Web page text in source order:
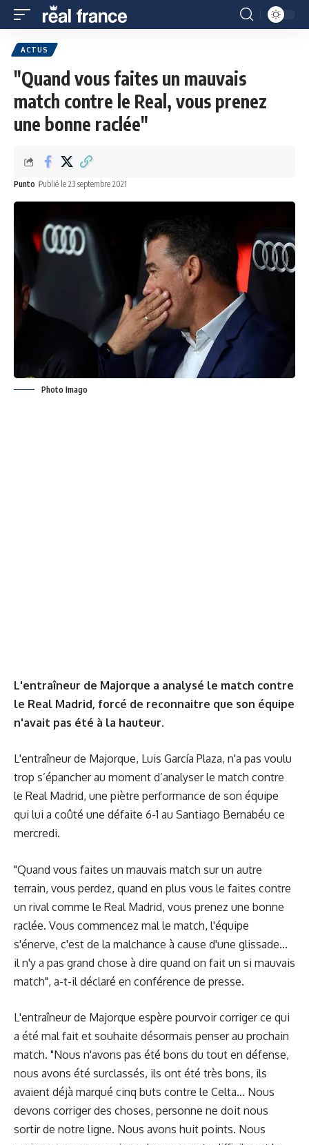
ACTUS
"Quand vous faites un mauvais
match contre le Real, vous prenez
une bonne raclée"
Punto Publié le 23 septembre 2021
Photo Imago
L'entraîneur de Majorque a analysé le match contre
le Real Madrid, forcé de reconnaitre que son équipe
n'avait pas été à la hauteur.
L'entraîneur de Majorque, Luis García Plaza, n'a pas voulu
trop s’épancher au moment d’analyser le match contre
le Real Madrid, une piètre performance de son équipe
qui lui a coûté une défaite 6-1 au Santiago Bernabéu ce
mercredi.
"Quand vous faites un mauvais match sur un autre
terrain, vous perdez, quand en plus vous le faites contre
un rival comme le Real Madrid, vous prenez une bonne
raclée. Vous commencez mal le match, l'équipe
s'énerve, c'est de la malchance à cause d'une glissade...
il n'y a pas grand chose à dire quand on fait un si mauvais
match", a-t-il déclaré en conférence de presse.
L'entraîneur de Majorque espère pourvoir corriger ce qui
a été mal fait et souhaite désormais penser au prochain
match. "Nous n'avons pas été bons du tout en défense,
nous avons été surclassés, ils ont été très bons, ils
avaient déjà marqué cinq buts contre le Celta… Nous
devons corriger des choses, personne ne doit nous
sortir de notre ligne. Nous avons huit points. Nous